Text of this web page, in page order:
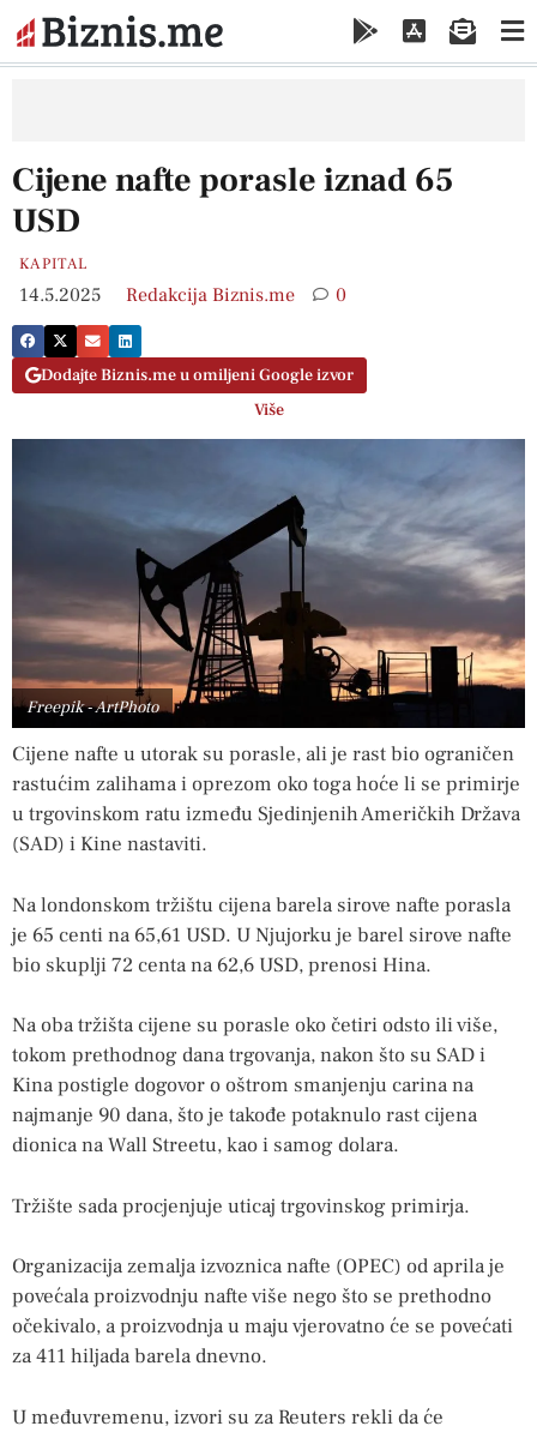
Cijene nafte porasle iznad 65
USD
KAPITAL
14.5.2025 Redakcija Biznis.me 0
Dodajte Biznis.me u omiljeni Google izvor
Više
Freepik - ArtPhoto
Cijene nafte u utorak su porasle, ali je rast bio ograničen
rastućim zalihama i oprezom oko toga hoće li se primirje
u trgovinskom ratu između Sjedinjenih Američkih Država
(SAD) i Kine nastaviti.
Na londonskom tržištu cijena barela sirove nafte porasla
je 65 centi na 65,61 USD. U Njujorku je barel sirove nafte
bio skuplji 72 centa na 62,6 USD, prenosi Hina.
Na oba tržišta cijene su porasle oko četiri odsto ili više,
tokom prethodnog dana trgovanja, nakon što su SAD i
Kina postigle dogovor o oštrom smanjenju carina na
najmanje 90 dana, što je takođe potaknulo rast cijena
dionica na Wall Streetu, kao i samog dolara.
Tržište sada procjenjuje uticaj trgovinskog primirja.
Organizacija zemalja izvoznica nafte (OPEC) od aprila je
povećala proizvodnju nafte više nego što se prethodno
očekivalo, a proizvodnja u maju vjerovatno će se povećati
za 411 hiljada barela dnevno.
U međuvremenu, izvori su za Reuters rekli da će